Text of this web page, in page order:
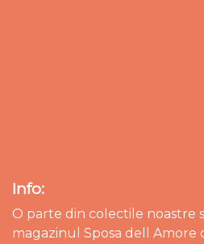
Info:
O parte din colectile noastre
magazinul Sposa dell Amore